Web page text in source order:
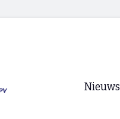
Nieuws